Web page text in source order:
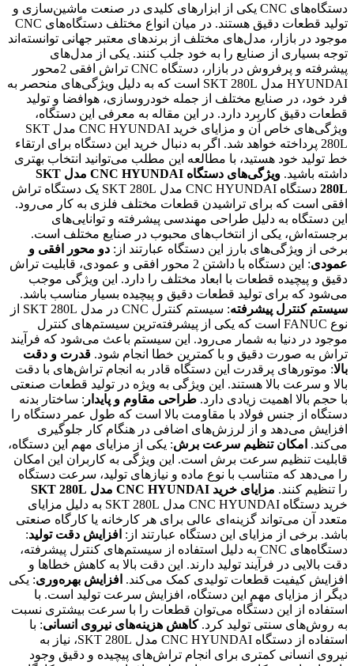
دستگاه‌های CNC یکی از ابزارهای کلیدی در صنعت ماشین‌سازی و
تولید قطعات دقیق هستند. در میان انواع مختلف دستگاه‌های CNC
موجود در بازار، مدل‌های مختلف از برندهای معتبر جهانی توانسته‌اند
توجه بسیاری از صنایع را به خود جلب کنند. یکی از مدل‌های
پیشرفته و پرفروش در بازار، دستگاه CNC تراش افقی 2محور
HYUNDAI مدل SKT 280L است که به دلیل ویژگی‌های منحصر به
فرد خود، در صنایع مختلف از جمله خودروسازی، هوافضا و تولید
قطعات دقیق کاربرد دارد. در این مقاله به معرفی این دستگاه،
ویژگی‌های خاص آن و مزایای خرید CNC HYUNDAI مدل SKT
280L پرداخته خواهد شد. اگر به دنبال خرید این دستگاه برای ارتقاء
خط تولید خود هستید، با مطالعه این مطلب می‌توانید انتخاب بهتری
داشته باشید.
ویژگی‌های دستگاه CNC HYUNDAI مدل SKT
280L
دستگاه CNC HYUNDAI مدل SKT 280L یک دستگاه تراش
افقی است که برای تراشیدن قطعات مختلف فلزی به کار می‌رود.
این دستگاه به دلیل طراحی مهندسی پیشرفته و توانایی‌های
برجسته‌اش، یکی از انتخاب‌های محبوب در صنایع مختلف است.
برخی از ویژگی‌های بارز این دستگاه عبارتند از: دو محور افقی و
عمودی
: این دستگاه با داشتن 2 محور افقی و عمودی، قابلیت تراش
دقیق و پیچیده قطعات با ابعاد مختلف را دارد. این ویژگی موجب
می‌شود که برای تولید قطعات دقیق و پیچیده بسیار مناسب باشد.
سیستم کنترل پیشرفته
: سیستم کنترل CNC در مدل SKT 280L از
نوع FANUC است که یکی از پیشرفته‌ترین سیستم‌های کنترل
موجود در دنیا به شمار می‌رود. این سیستم باعث می‌شود که فرآیند
تراش به صورت دقیق و با کمترین خطا انجام شود. قدرت و دقت
بالا: موتورهای پرقدرت این دستگاه قادر به انجام تراش‌های با دقت
بالا و سرعت بالا هستند. این ویژگی به ویژه در تولید قطعات صنعتی
با حجم بالا اهمیت زیادی دارد. طراحی مقاوم و پایدار : ساختار بدنه
دستگاه از جنس فولاد با مقاومت بالا است که طول عمر دستگاه را
افزایش می‌دهد و از لرزش‌های اضافی در هنگام کار جلوگیری
می‌کند. امکان تنظیم سرعت برش: یکی از مزایای مهم این دستگاه،
قابلیت تنظیم سرعت برش است. این ویژگی به کاربران این امکان
را می‌دهد که متناسب با نوع ماده و نیازهای تولید، سرعت دستگاه
را تنظیم کنند. مزایای خرید CNC HYUNDAI مدل SKT 280L
خرید دستگاه CNC HYUNDAI مدل SKT 280L به دلیل مزایای
متعدد آن می‌تواند گزینه‌ای عالی برای هر کارخانه یا کارگاه صنعتی
باشد. برخی از مزایای این دستگاه عبارتند از: افزایش دقت تولید:
دستگاه‌های CNC به دلیل استفاده از سیستم‌های کنترل پیشرفته،
دقت بالایی در فرآیند تولید دارند. این دقت بالا به کاهش خطاها و
افزایش کیفیت قطعات تولیدی کمک می‌کند. افزایش بهره‌وری: یکی
دیگر از مزایای مهم این دستگاه، افزایش سرعت تولید است. با
استفاده از این دستگاه می‌توان قطعات را با سرعت بیشتری نسبت
به روش‌های سنتی تولید کرد.کاهش هزینه‌های نیروی انسانی: با
استفاده از دستگاه CNC HYUNDAI مدل SKT 280L، نیاز به
نیروی انسانی کمتری برای انجام تراش‌های پیچیده و دقیق وجود